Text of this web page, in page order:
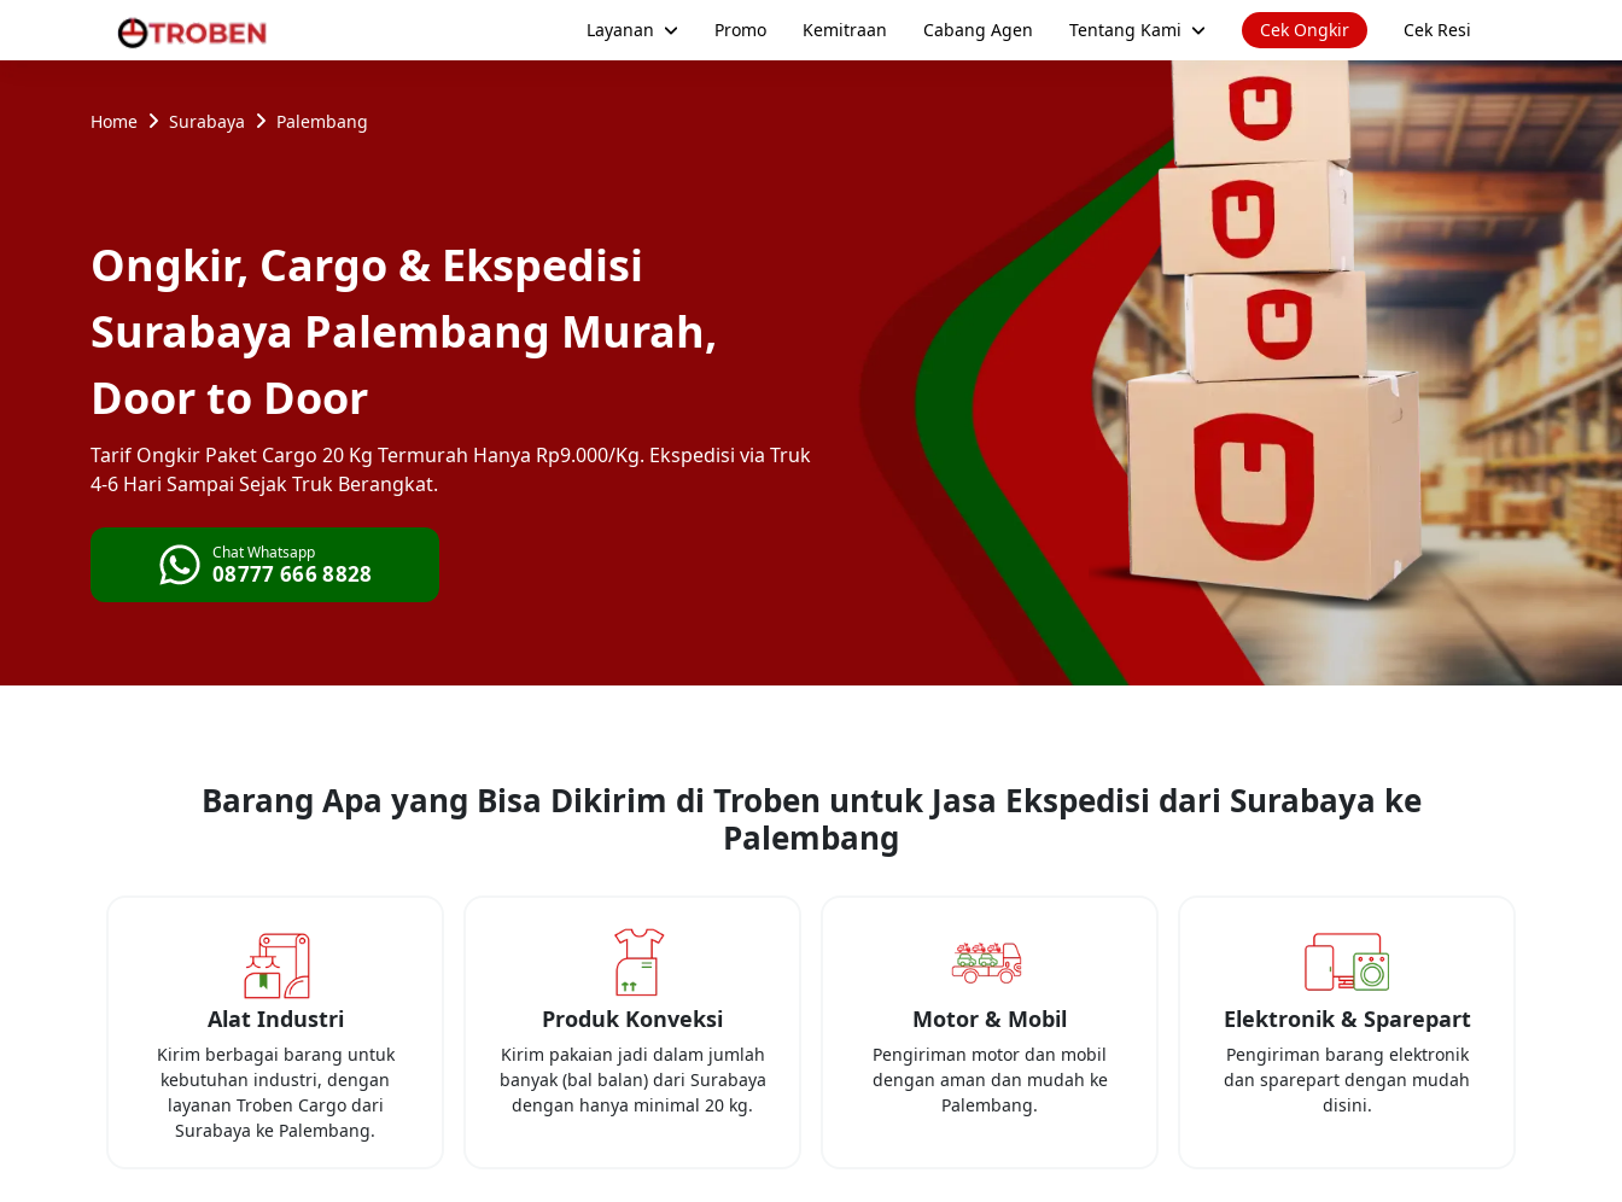
Layanan Promo Kemitraan Cabang Agen Tentang Kami Cek Ongkir Cek Resi
Home Surabaya Palembang
Ongkir, Cargo & Ekspedisi
Surabaya Palembang Murah,
Door to Door
Tarif Ongkir Paket Cargo 20 Kg Termurah Hanya Rp9.000/Kg. Ekspedisi via Truk
4-6 Hari Sampai Sejak Truk Berangkat.
Chat Whatsapp
08777 666 8828
Barang Apa yang Bisa Dikirim di Troben untuk Jasa Ekspedisi dari Surabaya ke
Palembang
Alat Industri
Kirim berbagai barang untuk
kebutuhan industri, dengan
layanan Troben Cargo dari
Surabaya ke Palembang.
Produk Konveksi
Kirim pakaian jadi dalam jumlah
banyak (bal balan) dari Surabaya
dengan hanya minimal 20 kg.
Motor & Mobil
Pengiriman motor dan mobil
dengan aman dan mudah ke
Palembang.
Elektronik & Sparepart
Pengiriman barang elektronik
dan sparepart dengan mudah
disini.